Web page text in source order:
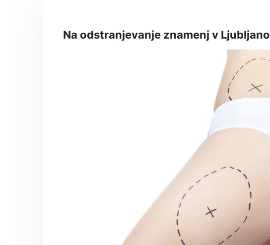
Na odstranjevanje znamenj v Ljubljano